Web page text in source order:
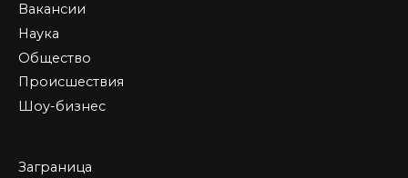
Вакансии
Наука
Общество
Происшествия
Шоу-бизнес
Заграница